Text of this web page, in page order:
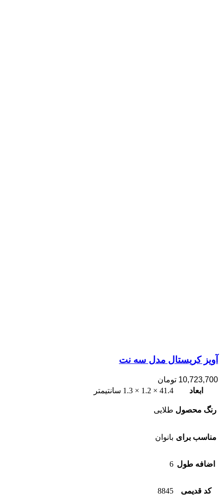
آویز کریستال مدل سه نت
10,723,700 تومان
ابعاد
41.4 × 1.2 × 1.3 سانتیمتر
رنگ محصول طلایی
مناسب برای بانوان
اضافه طول 6
کد قدیمی 8845